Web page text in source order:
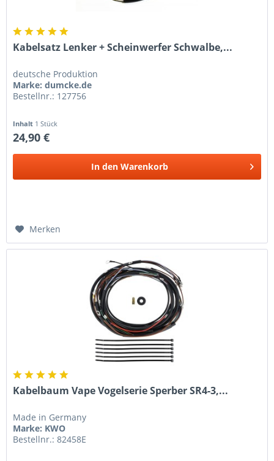
Kabelsatz Lenker + Scheinwerfer Schwalbe,...
deutsche Produktion
Marke: dumcke.de
Bestellnr.: 127756
Inhalt 1 Stück
24,90 €
In den Warenkorb
Merken
Kabelbaum Vape Vogelserie Sperber SR4-3,...
Made in Germany
Marke: KWO
Bestellnr.: 82458E